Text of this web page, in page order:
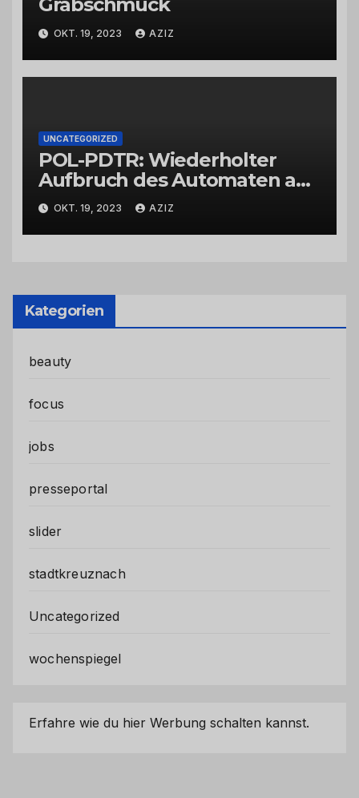
Grabschmuck
OKT. 19, 2023 AZIZ
UNCATEGORIZED
POL-PDTR: Wiederholter
Aufbruch des Automaten am
Wohnmobilstellplatz in
Hermeskeil am Labachweg
OKT. 19, 2023 AZIZ
Kategorien
beauty
focus
jobs
presseportal
slider
stadtkreuznach
Uncategorized
wochenspiegel
Erfahre wie du hier Werbung schalten kannst.